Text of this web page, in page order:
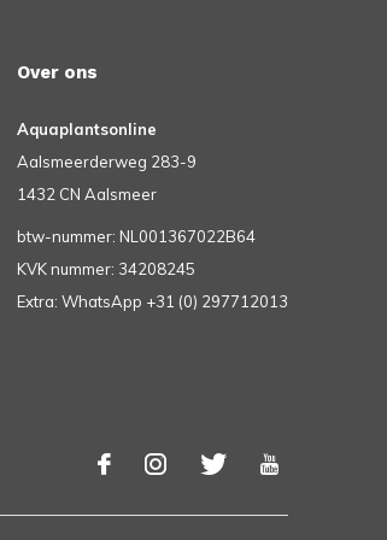
Over ons
Aquaplantsonline
Aalsmeerderweg 283-9
1432 CN Aalsmeer
btw-nummer: NL001367022B64
KVK nummer: 34208245
Extra: WhatsApp +31 (0) 297712013